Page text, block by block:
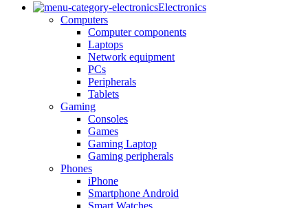
Electronics
Computers
Computer components
Laptops
Network equipment
PCs
Peripherals
Tablets
Gaming
Consoles
Games
Gaming Laptop
Gaming peripherals
Phones
iPhone
Smartphone Android
Smart Watches